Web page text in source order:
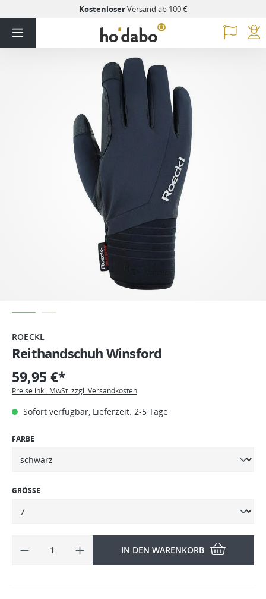
KostenloserVersand ab 100 €
ROECKL
Reithandschuh Winsford
59,95 €*
Preise inkl. MwSt. zzgl. Versandkosten
Sofort verfügbar, Lieferzeit: 2-5 Tage
FARBE
GRÖSSE
IN DEN WARENKORB